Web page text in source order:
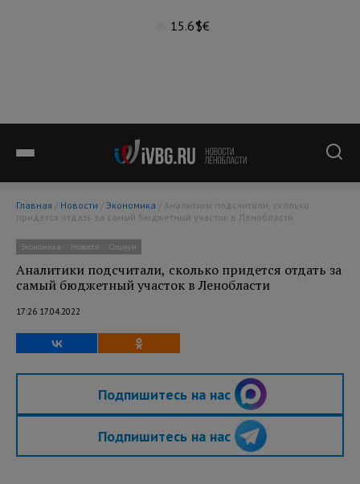
15.6°$€
Главная / Новости / Экономика
придется отдать за самый бюджетный участок в Ленобласти
Экономика Новости Социум
Аналитики подсчитали, сколько придется отдать за
самый бюджетный участок в Ленобласти
17:26 17.04.2022
Подпишитесь на нас
Подпишитесь на нас